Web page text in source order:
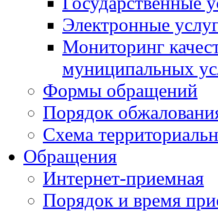
Электронные
Мониторинг
муниципальных
Формы обращений
Порядок
Схема
Обращения
Интернет-приемная
Порядок и время